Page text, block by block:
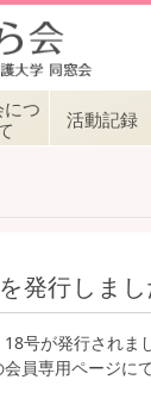
につ
活動記録
発行しまし
号が発行されま
員専用ページに